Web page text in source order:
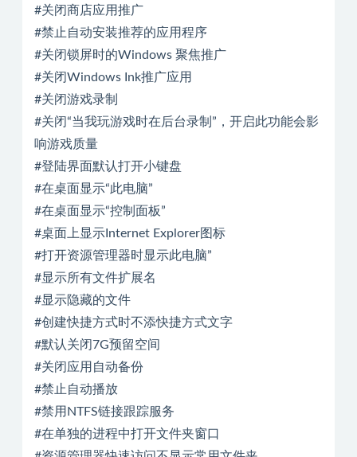
#关闭商店应用推广
#禁止自动安装推荐的应用程序
#关闭锁屏时的Windows 聚焦推广
#关闭Windows Ink推广应用
#关闭游戏录制
#关闭“当我玩游戏时在后台录制”，开启此功能会影
响游戏质量
#登陆界面默认打开小键盘
#在桌面显示“此电脑”
#在桌面显示“控制面板”
#桌面上显示Internet Explorer图标
#打开资源管理器时显示此电脑”
#显示所有文件扩展名
#显示隐藏的文件
#创建快捷方式时不添快捷方式文字
#默认关闭7G预留空间
#关闭应用自动备份
#禁止自动播放
#禁用NTFS链接跟踪服务
#在单独的进程中打开文件夹窗口